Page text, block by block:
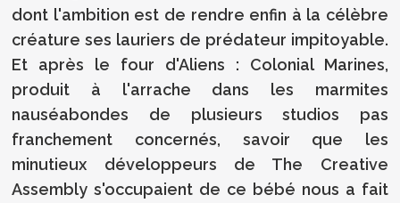
dont l'ambition est de rendre enfin à la célèbre
créature ses lauriers de prédateur impitoyable.
Et après le four d'Aliens : Colonial Marines,
produit à l'arrache dans les marmites
nauséabondes de plusieurs studios pas
franchement concernés, savoir que les
minutieux développeurs de The Creative
Assembly s'occupaient de ce bébé nous a fait